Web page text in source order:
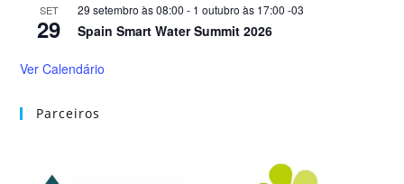
SET
29
29 setembro às 08:00 - 1 outubro às 17:00 -03
Spain Smart Water Summit 2026
Ver Calendário
Parceiros